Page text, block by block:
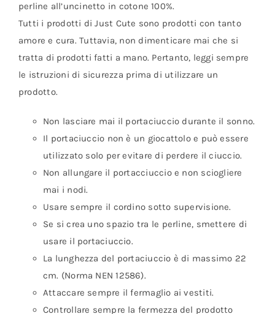
perline all’uncinetto in cotone 100%.
Tutti i prodotti di Just Cute sono prodotti con tanto
amore e cura. Tuttavia, non dimenticare mai che si
tratta di prodotti fatti a mano. Pertanto, leggi sempre
le istruzioni di sicurezza prima di utilizzare un
prodotto.
Non lasciare mai il portaciuccio durante il sonno.
Il portaciuccio non è un giocattolo e può essere
utilizzato solo per evitare di perdere il ciuccio.
Non allungare il portacciuccio e non sciogliere
mai i nodi.
Usare sempre il cordino sotto supervisione.
Se si crea uno spazio tra le perline, smettere di
usare il portaciuccio.
La lunghezza del portaciuccio è di massimo 22
cm. (Norma NEN 12586).
Attaccare sempre il fermaglio ai vestiti.
Controllare sempre la fermezza del prodotto